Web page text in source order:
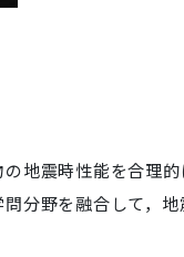
地震時性能を合理
分野を融合して，